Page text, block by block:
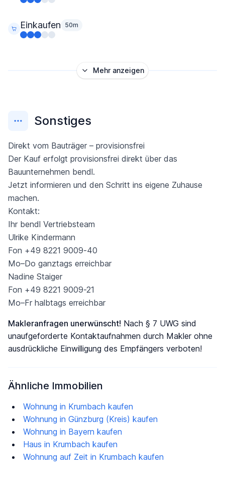
Einkaufen 50m
Mehr anzeigen
Sonstiges
Direkt vom Bauträger – provisionsfrei
Der Kauf erfolgt provisionsfrei direkt über das
Bauunternehmen bendl.
Jetzt informieren und den Schritt ins eigene Zuhause
machen.
Kontakt:
Ihr bendl Vertriebsteam
Ulrike Kindermann
Fon +49 8221 9009-40
Mo–Do ganztags erreichbar
Nadine Staiger
Fon +49 8221 9009-21
Mo–Fr halbtags erreichbar
Makleranfragen unerwünscht! Nach § 7 UWG sind
unaufgeforderte Kontaktaufnahmen durch Makler ohne
ausdrückliche Einwilligung des Empfängers verboten!
Ähnliche Immobilien
Wohnung in Krumbach kaufen
Wohnung in Günzburg (Kreis) kaufen
Wohnung in Bayern kaufen
Haus in Krumbach kaufen
Wohnung auf Zeit in Krumbach kaufen